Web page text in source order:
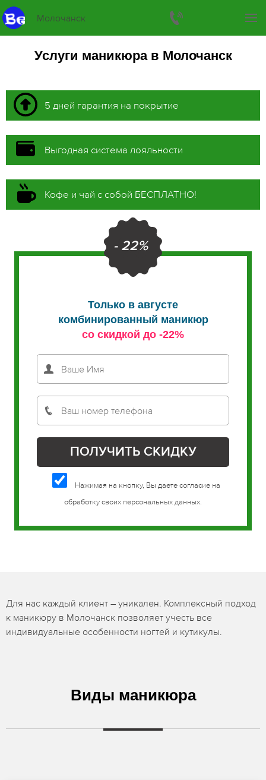
Молочанск
Услуги маникюра в Молочанск
5 дней гарантия на покрытие
Выгодная система лояльности
Кофе и чай с собой БЕСПЛАТНО!
- 22%
Только в августе
комбинированный маникюр
со скидкой до -22%
Нажимая на кнопку, Вы даете согласие на
обработку своих персональных данных.
Для нас каждый клиент – уникален. Комплексный подход
к маникюру в Молочанск позволяет учесть все
индивидуальные особенности ногтей и кутикулы.
Виды маникюра